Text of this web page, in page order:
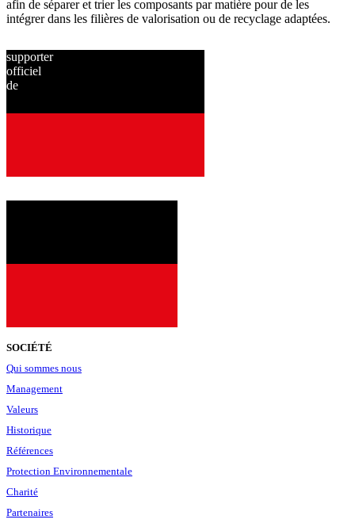
afin de séparer et trier les composants par matière pour de les
intégrer dans les filières de valorisation ou de recyclage adaptées.
supporter
officiel
de
SOCIÉTÉ
Qui sommes nous
Management
Valeurs
Historique
Références
Protection Environnementale
Charité
Partenaires